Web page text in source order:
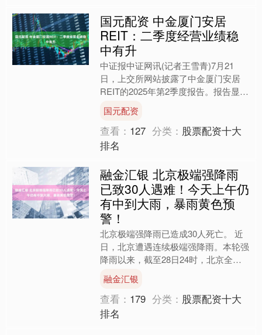
国元配资 中金厦门安居
REIT：二季度经营业绩稳
中有升
中证报中证网讯(记者王雪青)7月21
日，上交所网站披露了中金厦门安居
REIT的2025年第2季度报告。报告显
示，今年第二季度，中金厦门安居
REIT底层资产延续稳....
国元配资
查看： 127 分类： 股票配资十大
排名
融金汇银 北京极端强降雨
已致30人遇难！今天上午仍
有中到大雨，暴雨黄色预
警！
北京极端强降雨已造成30人死亡。 近
日，北京遭遇连续极端强降雨。本轮强
降雨以来，截至28日24时，北京全市
平均降水量165.9毫米，最大降水量在
密云郎房峪和朱家....
融金汇银
查看： 179 分类： 股票配资十大
排名